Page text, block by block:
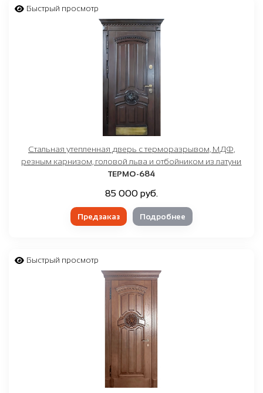
Быстрый просмотр
Стальная утепленная дверь с терморазрывом, МДФ,
резным карнизом, головой льва и отбойником из латуни
ТЕРМО-684
85 000 руб.
Предзаказ Подробнее
Быстрый просмотр